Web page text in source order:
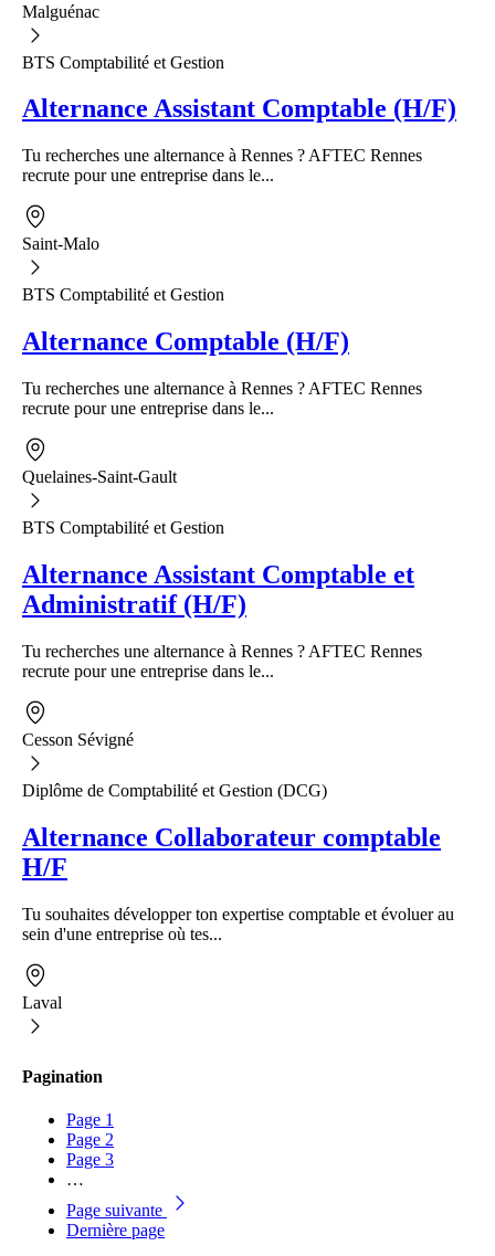
Malguénac
BTS Comptabilité et Gestion
Alternance Assistant Comptable (H/F)
Tu recherches une alternance à Rennes ? AFTEC Rennes
recrute pour une entreprise dans le...
Saint-Malo
BTS Comptabilité et Gestion
Alternance Comptable (H/F)
Tu recherches une alternance à Rennes ? AFTEC Rennes
recrute pour une entreprise dans le...
Quelaines-Saint-Gault
BTS Comptabilité et Gestion
Alternance Assistant Comptable et
Administratif (H/F)
Tu recherches une alternance à Rennes ? AFTEC Rennes
recrute pour une entreprise dans le...
Cesson Sévigné
Diplôme de Comptabilité et Gestion (DCG)
Alternance Collaborateur comptable
H/F
Tu souhaites développer ton expertise comptable et évoluer au
sein d'une entreprise où tes...
Laval
Pagination
Page 1
Page 2
Page 3
…
Page suivante
Dernière page